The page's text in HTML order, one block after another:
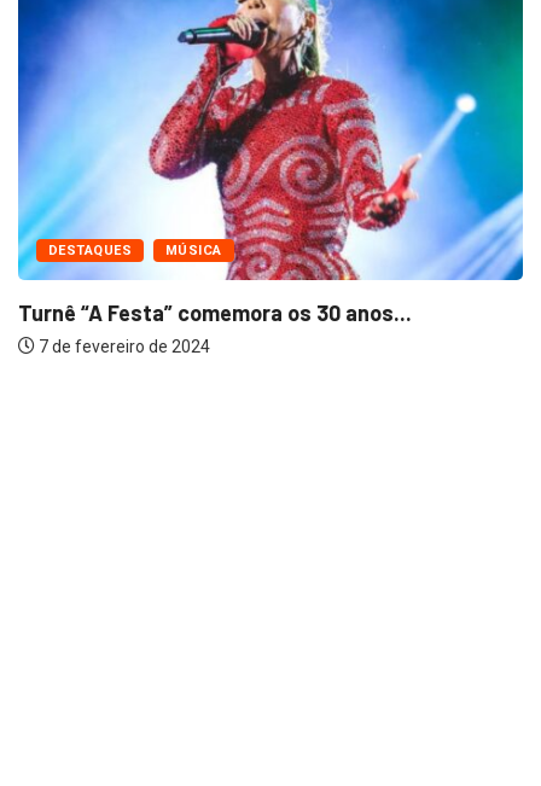
DESTAQUES MÚSICA
Turnê “A Festa” comemora os 30 anos...
7 de fevereiro de 2024